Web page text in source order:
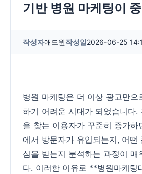
기반 병원 마케팅이
작성자애드윈작성일2026-06-25
병원 마케팅은 더 이상 광고만으
하기 어려운 시대가 되었습니다.
을 찾는 이용자가 꾸준히 증가하
에서 방문자가 유입되는지, 어떤
심을 받는지 분석하는 과정이 매
다. 이러한 이유로 **병원마케팅